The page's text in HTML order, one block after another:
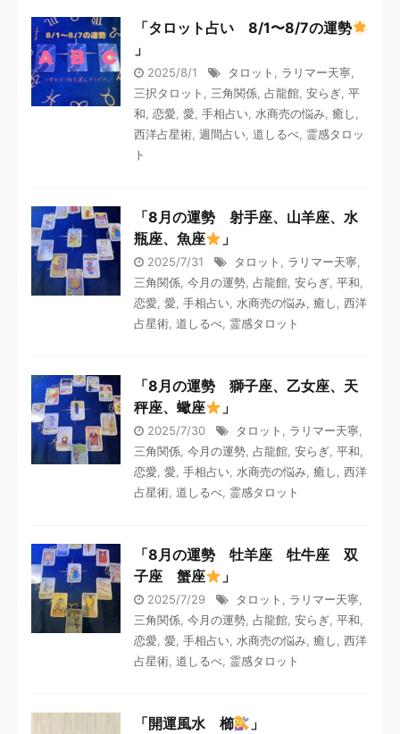
「タロット占い 8/1〜8/7の運勢
」
2025/8/1 タロット , ラリマー天寧,
三択タロット , 三角関係, 占龍館, 安らぎ, 平
和, 恋愛, 愛, 手相占い, 水商売の悩み, 癒し,
西洋占星術, 週間占い, 道しるべ, 霊感タロッ
ト
「8月の運勢 射手座、山羊座、水
瓶座、魚座
」
2025/7/31 タロット , ラリマー天寧,
三角関係, 今月の運勢, 占龍館, 安らぎ, 平和,
恋愛, 愛, 手相占い, 水商売の悩み, 癒し, 西洋
占星術, 道しるべ, 霊感タロット
「8月の運勢 獅子座、乙女座、天
秤座、蠍座
」
2025/7/30 タロット , ラリマー天寧,
三角関係, 今月の運勢, 占龍館, 安らぎ, 平和,
恋愛, 愛, 手相占い, 水商売の悩み, 癒し, 西洋
占星術, 道しるべ, 霊感タロット
「8月の運勢 牡羊座 牡牛座 双
子座 蟹座
」
2025/7/29 タロット , ラリマー天寧,
三角関係, 今月の運勢, 占龍館, 安らぎ, 平和,
恋愛, 愛, 手相占い, 水商売の悩み, 癒し, 西洋
占星術, 道しるべ, 霊感タロット
「開運風水 櫛 」